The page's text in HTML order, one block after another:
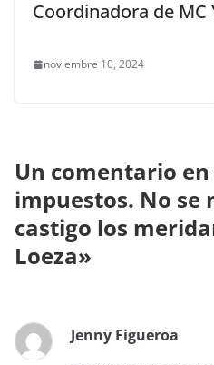
Coordinadora de MC
noviembre 10, 2024
Un comentario en
impuestos. No se
castigo los
Loeza»
Jenny Figueroa